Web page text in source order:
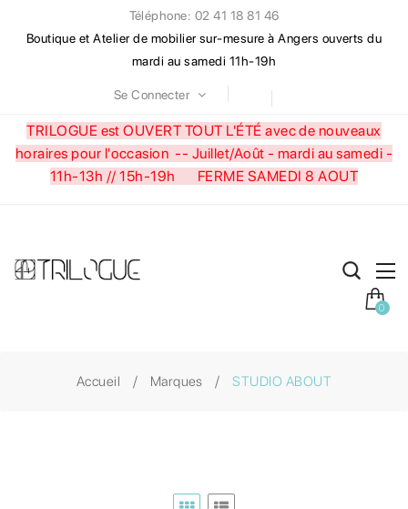
Téléphone: 02 41 18 81 46
Boutique et Atelier de mobilier sur-mesure à Angers ouverts du
mardi au samedi 11h-19h
Se Connecter
TRILOGUE est OUVERT TOUT L'ÉTÉ avec de nouveaux
horaires pour l'occasion -- Juillet/Août - mardi au samedi -
11h-13h // 15h-19h FERME SAMEDI 8 AOUT
0
Accueil Marques STUDIO ABOUT